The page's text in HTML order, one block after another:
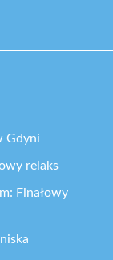
Gdyni
relaks
Finałowy